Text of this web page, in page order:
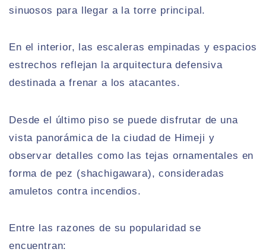
sinuosos para llegar a la torre principal.
En el interior, las escaleras empinadas y espacios
estrechos reflejan la arquitectura defensiva
destinada a frenar a los atacantes.
Desde el último piso se puede disfrutar de una
vista panorámica de la ciudad de Himeji y
observar detalles como las tejas ornamentales en
forma de pez (shachigawara), consideradas
amuletos contra incendios.
Entre las razones de su popularidad se
encuentran: